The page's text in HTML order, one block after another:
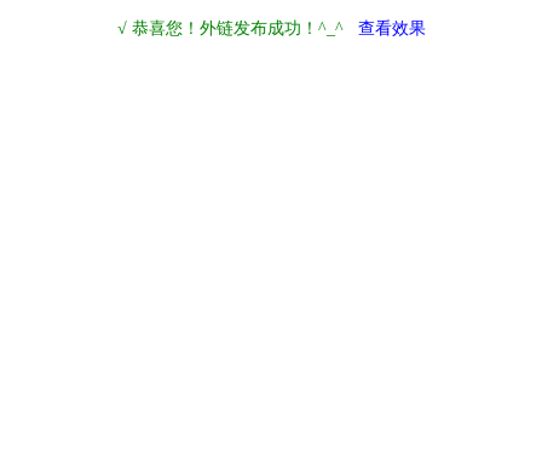
√ 恭喜您！外链发布成功！^_^ 查看效果